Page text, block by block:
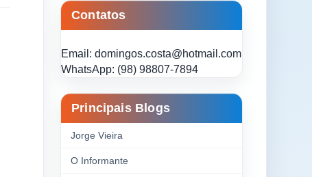
Contatos
Email: domingos.costa@hotmail.com
WhatsApp: (98) 98807-7894
Principais Blogs
Jorge Vieira
O Informante